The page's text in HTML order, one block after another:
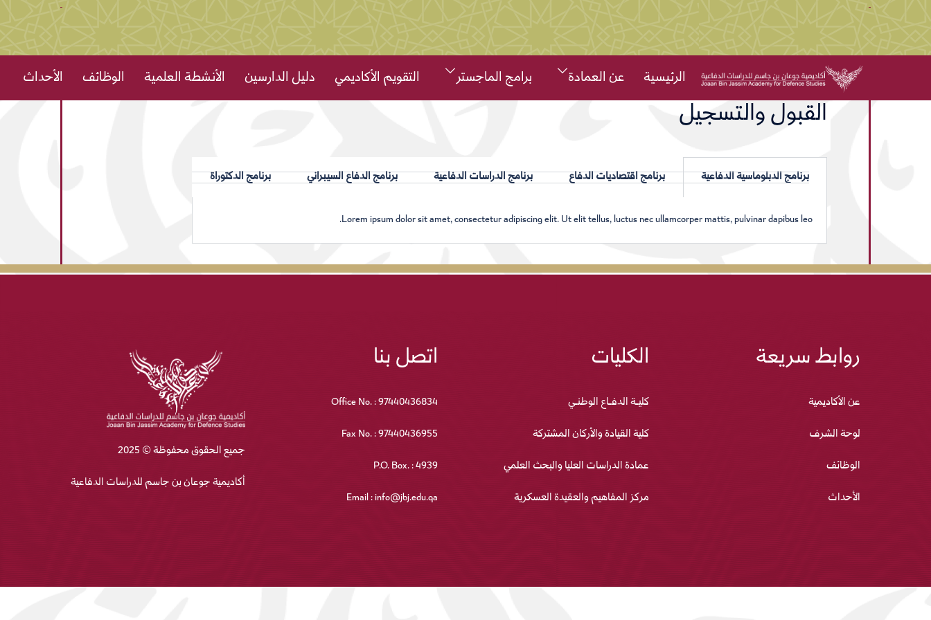
الرئيسية عن العمادة برامج الماجستر التقويم الأكاديمي دليل الدارسين الأنشطة العلمية الوظائف الأحداث
القبول والتسجيل
برنامج الدبلوماسية الدفاعية برنامج اقتصاديات الدفاع برنامج الدراسات الدفاعية برنامج الدفاع السيبراني برنامج الدكتوراة
Lorem ipsum dolor sit amet, consectetur adipiscing elit. Ut elit tellus, luctus nec ullamcorper mattis, pulvinar dapibus leo.
روابط سريعة
عن الأكاديمية
لوحة الشرف
الوظائف
الأحداث
الكليات
كليـة الدفـاع الوطنـي
كلية القيادة والأركان المشتركة
عمادة الدراسات العليا والبحث العلمي
مركز المفاهيم والعقيدة العسكرية
اتصل بنا
Office No. : 97440436834
Fax No. : 97440436955
P.O. Box. : 4939
Email : info@jbj.edu.qa
جميع الحقوق محفوظة © 2025
أكاديمية جوعان بن جاسم للدراسات الدفاعية